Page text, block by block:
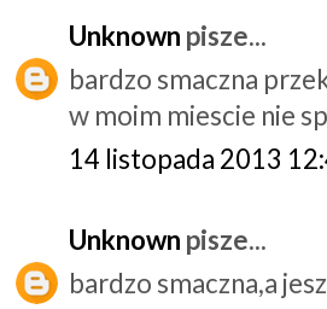
Unknown pisze...
bardzo smaczna
w moim miescie nie
14 listopada 2013
Unknown pisze...
bardzo smaczna,a